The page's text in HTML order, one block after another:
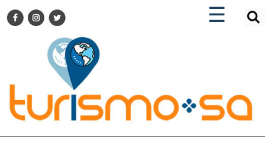
☰
×
TURISMO SA FOR BUSINESS
DESTINOS NACIONAIS
DESTINOS INTERNACIONAIS
CITY BREAK
TURISMO E MERCADO
×
ENCONTRE SUA NOTÍCIA